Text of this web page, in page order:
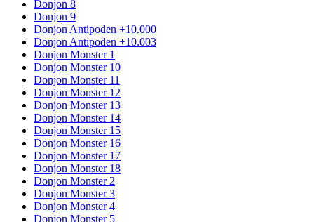
Donjon 8
Donjon 9
Donjon Antipoden +10.000
Donjon Antipoden +10.003
Donjon Monster 1
Donjon Monster 10
Donjon Monster 11
Donjon Monster 12
Donjon Monster 13
Donjon Monster 14
Donjon Monster 15
Donjon Monster 16
Donjon Monster 17
Donjon Monster 18
Donjon Monster 2
Donjon Monster 3
Donjon Monster 4
Donjon Monster 5